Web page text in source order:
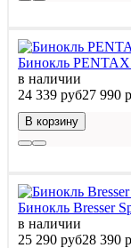
Бинокль PENTAX
в наличии
24 339 руб27 990
В корзину
Бинокль Bresser
в наличии
25 290 руб28 390